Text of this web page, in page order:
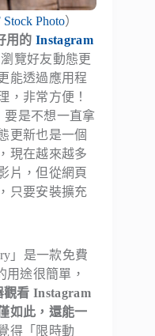
Stock Photo）
用的Instagram
覽好友動態更
能透過應用程
，非常方便！
要是不想一直拿
更新也是一個
現在越來越多
片，但從網頁
只要安裝擴充
」是一款免費
用途很簡單，
觀看 Instagram
如此，還能一
得「限時動